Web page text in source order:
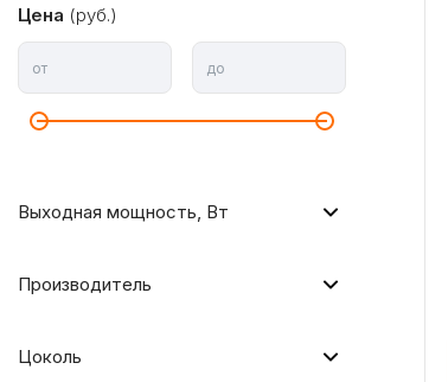
Цена (руб.)
от до
Выходная мощность, Вт
Производитель
Цоколь